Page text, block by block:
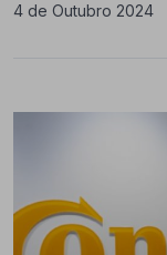
4 de Outubro 2024